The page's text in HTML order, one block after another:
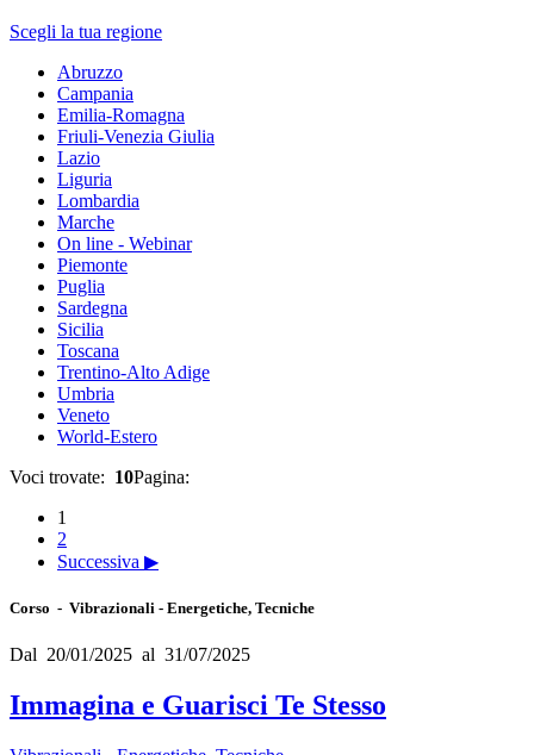
Scegli la tua regione
Abruzzo
Campania
Emilia-Romagna
Friuli-Venezia Giulia
Lazio
Liguria
Lombardia
Marche
On line - Webinar
Piemonte
Puglia
Sardegna
Sicilia
Toscana
Trentino-Alto Adige
Umbria
Veneto
World-Estero
Voci trovate: 10Pagina:
1
2
Successiva ▶
Corso - Vibrazionali - Energetiche, Tecniche
Dal 20/01/2025 al 31/07/2025
Immagina e Guarisci Te Stesso